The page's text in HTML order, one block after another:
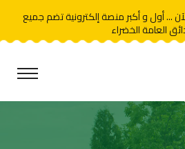
... أول و أكبر منصة إلكترونية تضم جميع
العامة الخضراء